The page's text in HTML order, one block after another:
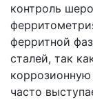
контроль
ферритной
сталей, так
часто